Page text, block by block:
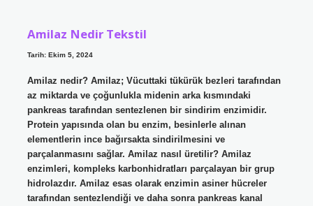
Amilaz Nedir Tekstil
Tarih: Ekim 5, 2024
Amilaz nedir? Amilaz; Vücuttaki tükürük bezleri tarafından
az miktarda ve çoğunlukla midenin arka kısmındaki
pankreas tarafından sentezlenen bir sindirim enzimidir.
Protein yapısında olan bu enzim, besinlerle alınan
elementlerin ince bağırsakta sindirilmesini ve
parçalanmasını sağlar. Amilaz nasıl üretilir? Amilaz
enzimleri, kompleks karbonhidratları parçalayan bir grup
hidrolazdır. Amilaz esas olarak enzimin asiner hücreler
tarafından sentezlendiği ve daha sonra pankreas kanal